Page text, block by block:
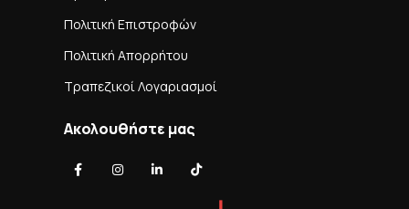
Πολιτική Επιστροφών
Πολιτική Απορρήτου
Τραπεζικοί Λογαριασμοί
Ακολουθήστε μας